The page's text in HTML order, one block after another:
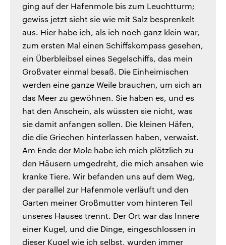
ging auf der Hafenmole bis zum Leuchtturm;
gewiss jetzt sieht sie wie mit Salz besprenkelt
aus. Hier habe ich, als ich noch ganz klein war,
zum ersten Mal einen Schiffskompass gesehen,
ein Überbleibsel eines Segelschiffs, das mein
Großvater einmal besaß. Die Einheimischen
werden eine ganze Weile brauchen, um sich an
das Meer zu gewöhnen. Sie haben es, und es
hat den Anschein, als wüssten sie nicht, was
sie damit anfangen sollen. Die kleinen Häfen,
die die Griechen hinterlassen haben, verwaist.
Am Ende der Mole habe ich mich plötzlich zu
den Häusern umgedreht, die mich ansahen wie
kranke Tiere. Wir befanden uns auf dem Weg,
der parallel zur Hafenmole verläuft und den
Garten meiner Großmutter vom hinteren Teil
unseres Hauses trennt. Der Ort war das Innere
einer Kugel, und die Dinge, eingeschlossen in
dieser Kugel wie ich selbst, wurden immer